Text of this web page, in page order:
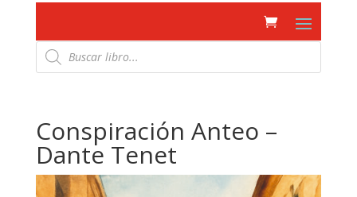
Búsqueda
de
productos
Conspiración Anteo –
Dante Tenet